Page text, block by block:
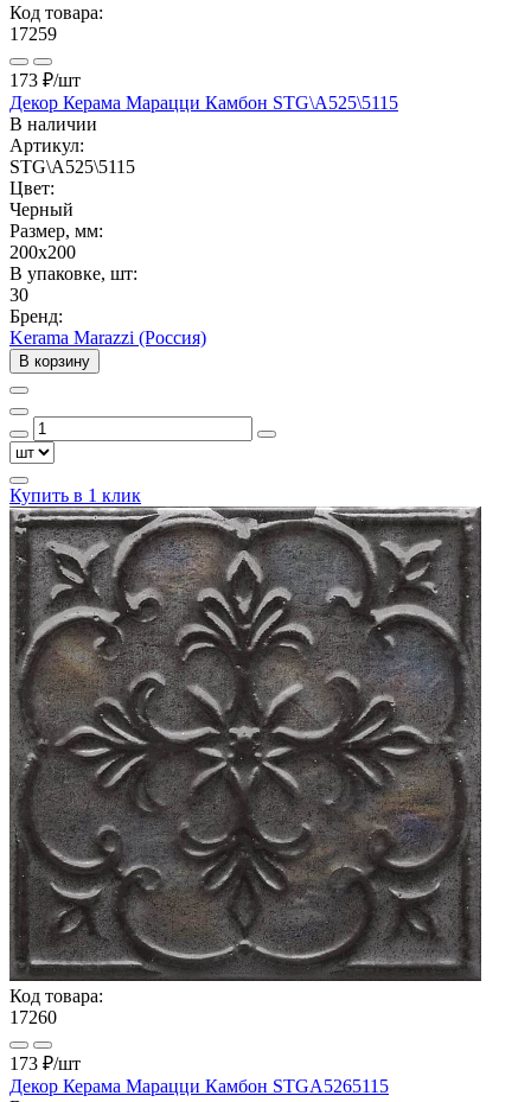
Код товара:
17259
173 ₽/шт
Декор Керама Марацци Камбон STG\A525\5115
В наличии
Артикул:
STG\A525\5115
Цвет:
Черный
Размер, мм:
200x200
В упаковке, шт:
30
Бренд:
Kerama Marazzi (Россия)
В корзину
Купить в 1 клик
Код товара:
17260
173 ₽/шт
Декор Керама Марацци Камбон STGA5265115